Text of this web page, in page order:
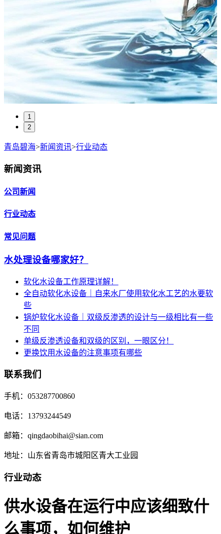
1
2
青岛碧海>新闻资讯>行业动态
新闻资讯
公司新闻
行业动态
常见问题
水处理设备哪家好？
软化水设备工作原理详解！
全自动软化水设备｜自来水厂使用软化水工艺的水要软
些
锅炉软化水设备｜双级反渗透的设计与一级相比有一些
不同
单级反渗透设备和双级的区别，一眼区分！
更换饮用水设备的注意事项有哪些
联系我们
手机：053287700860
电话：13793244549
邮箱：qingdaobihai@sian.com
地址：山东省青岛市城阳区青大工业园
行业动态
供水设备在运行中应该细致什
么事项，如何维护